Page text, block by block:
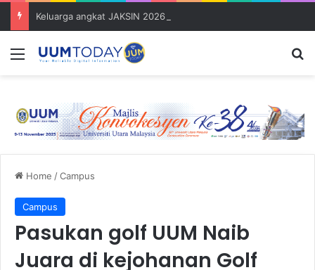
Menu
Home /Campus
Campus
Pasukan golf UUM Naib
Juara di kejohanan Golf